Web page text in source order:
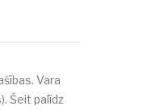
Vara
Šeit palīdz